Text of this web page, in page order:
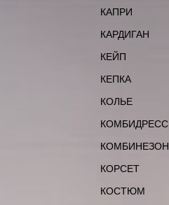
КАПРИ
КАРДИГАН
КЕЙП
КЕПКА
КОЛЬЕ
КОМБИДРЕСС
КОМБИНЕЗОН
КОРСЕТ
КОСТЮМ